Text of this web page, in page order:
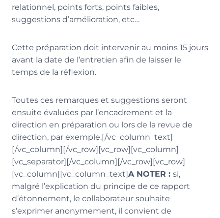
relationnel, points forts, points faibles,
suggestions d’amélioration, etc…
Cette préparation doit intervenir au moins 15 jours
avant la date de l’entretien afin de laisser le
temps de la réflexion.
Toutes ces remarques et suggestions seront
ensuite évaluées par l’encadrement et la
direction en préparation ou lors de la revue de
direction, par exemple.[/vc_column_text]
[/vc_column][/vc_row][vc_row][vc_column]
[vc_separator][/vc_column][/vc_row][vc_row]
[vc_column][vc_column_text]A NOTER : si,
malgré l’explication du principe de ce rapport
d’étonnement, le collaborateur souhaite
s’exprimer anonymement, il convient de